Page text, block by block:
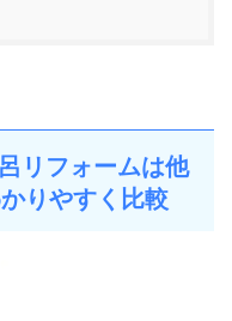
リフォームは他
りやすく比較